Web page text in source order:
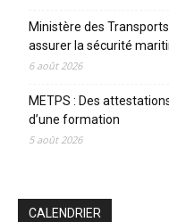
Ministère des
assurer la sécurité
6 août 2026
METPS : Des
d’une formation
5 août 2026
CALENDRIER